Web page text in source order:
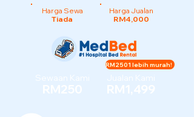
Harga Sewa
Tiada
Harga Jualan
RM4,000
Sewaan Kami
RM250
Jualan Kami
RM1,499
RM2501 lebih murah!